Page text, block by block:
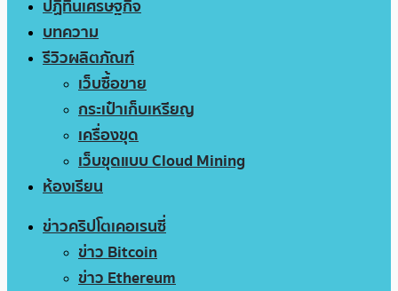
ปฏิทินเศรษฐกิจ
บทความ
รีวิวผลิตภัณฑ์
เว็บซื้อขาย
กระเป๋าเก็บเหรียญ
เครื่องขุด
เว็บขุดแบบ Cloud Mining
ห้องเรียน
ข่าวคริปโตเคอเรนซี่
ข่าว Bitcoin
ข่าว Ethereum